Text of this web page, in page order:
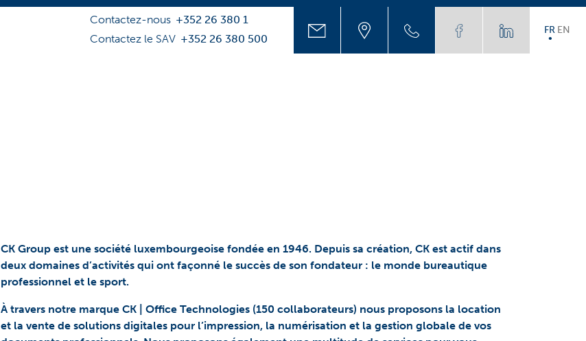
Contactez-nous +352 26 380 1
Contactez le SAV +352 26 380 500
FR EN
CK Group est une société luxembourgeoise fondée en 1946. Depuis sa création, CK est actif dans
deux domaines d’activités qui ont façonné le succès de son fondateur : le monde bureautique
professionnel et le sport.
À travers notre marque CK | Office Technologies (150 collaborateurs) nous proposons la location
et la vente de solutions digitales pour l’impression, la numérisation et la gestion globale de vos